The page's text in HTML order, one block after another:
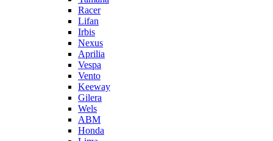
Racer
Lifan
Irbis
Nexus
Aprilia
Vespa
Vento
Keeway
Gilera
Wels
ABM
Honda